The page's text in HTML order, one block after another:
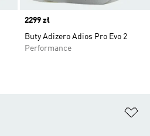
Price
2299 zł
Buty Adizero Adios Pro Evo 2
Performance